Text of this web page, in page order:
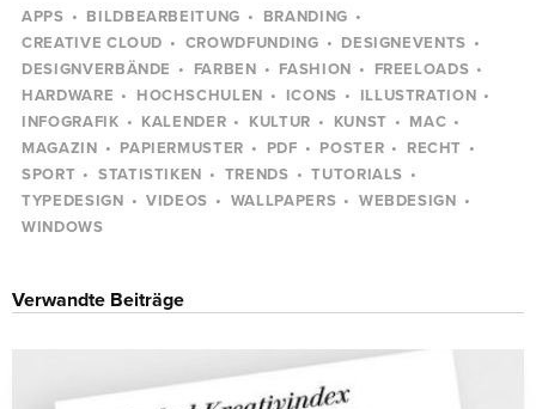
APPS BILDBEARBEITUNG
BRANDING
CREATIVE CLOUD
CROWDFUNDING
DESIGNEVENTS
DESIGNVERBÄNDE
FARBEN FASHION
FREELOADS
HARDWARE
HOCHSCHULEN ICONS
ILLUSTRATION
INFOGRAFIK
KALENDER KULTUR KUNST
MAC
MAGAZIN
PAPIERMUSTER PDF POSTER
RECHT
SPORT
STATISTIKEN TRENDS
TUTORIALS
TYPEDESIGN
VIDEOS WALLPAPERS
WEBDESIGN
WINDOWS
Verwandte Beiträge